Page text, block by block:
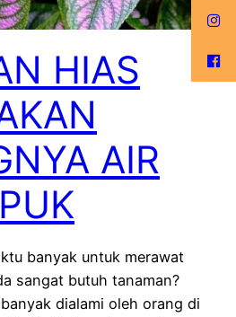
HIAS
AIR
banyak untuk merawat
sangat butuh tanaman?
dialami oleh orang di